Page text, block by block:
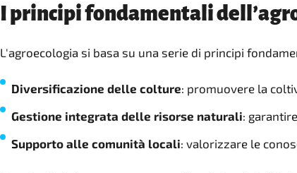
I principi fondamentali
L'agroecologia si basa su una serie di principi
Diversificazione delle colture: promuovere la
Gestione integrata delle risorse naturali:
Supporto alle comunità locali: valorizzare le